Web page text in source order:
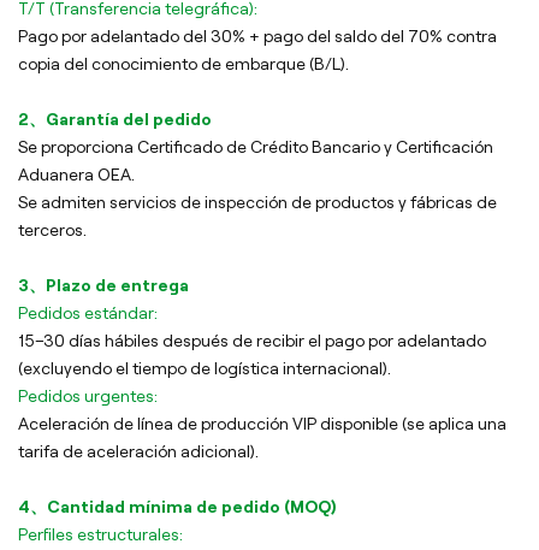
T/T (Transferencia telegráfica):
Pago por adelantado del 30% + pago del saldo del 70% contra
copia del conocimiento de embarque (B/L).
2、Garantía del pedido
Se proporciona Certificado de Crédito Bancario y Certificación
Aduanera OEA.
Se admiten servicios de inspección de productos y fábricas de
terceros.
3、Plazo de entrega
Pedidos estándar:
15–30 días hábiles después de recibir el pago por adelantado
(excluyendo el tiempo de logística internacional).
Pedidos urgentes:
Aceleración de línea de producción VIP disponible (se aplica una
tarifa de aceleración adicional).
4、Cantidad mínima de pedido (MOQ)
Perfiles estructurales: